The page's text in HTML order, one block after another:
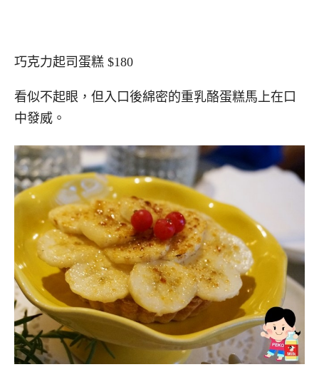
巧克力起司蛋糕 $180
看似不起眼，但入口後綿密的重乳酪蛋糕馬上在口
中發威。